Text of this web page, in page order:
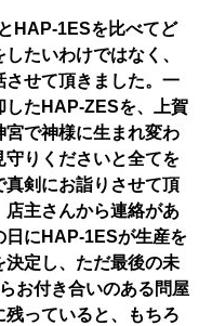
HAP-1ESを比べてど
たいわけではなく、
させて頂きました。一
したHAP-ZESを、上賀
宮で神様に生まれ変わ
守りくださいと全てを
真剣にお詣りさせて頂
店主さんから連絡があ
日にHAP-1ESが生産を
決定し、ただ最後の未
お付き合いのある問屋
残っていると、もちろ